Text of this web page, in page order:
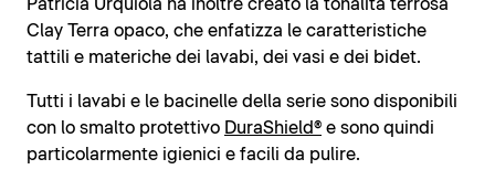
Patricia Urquiola ha inoltre creato la tonalità terrosa
Clay Terra opaco, che enfatizza le caratteristiche
tattili e materiche dei lavabi, dei vasi e dei bidet.
Tutti i lavabi e le bacinelle della serie sono disponibili
con lo smalto protettivo DuraShield® e sono quindi
particolarmente igienici e facili da pulire.